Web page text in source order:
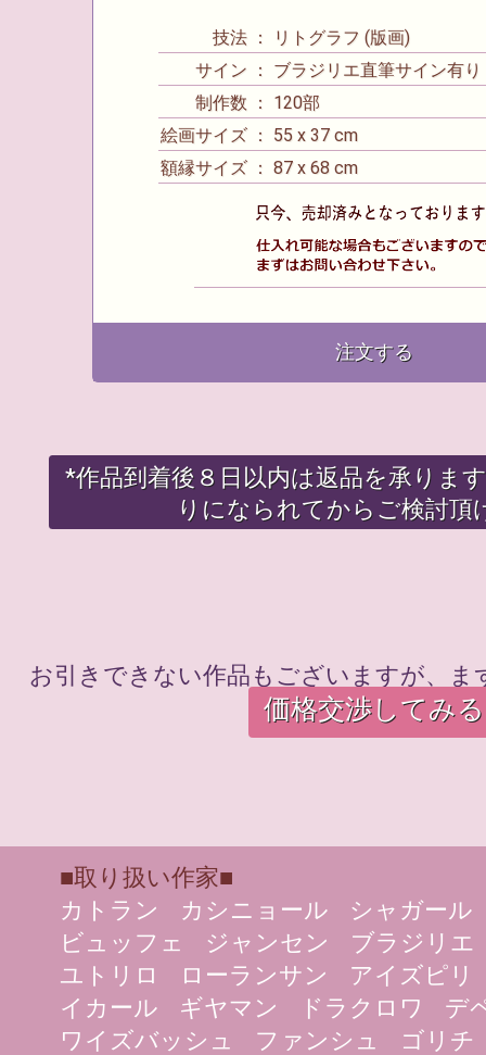
技法 ： リトグラフ (版画)
サイン ： ブラジリエ直筆サイン有り
制作数 ： 120部
絵画サイズ ： 55 x 37 cm
額縁サイズ ： 87 x 68 cm
注文する
*作品到着後８日以内は返品を承りま
りになられてからご検討頂
お引きできない作品もございますが、
価格交渉してみる
■取り扱い作家■
カトラン
カシニョール
シャガール
ビュッフェ
ジャンセン
ブラジリエ
ユトリロ
ローランサン
アイズピリ
イカール
ギヤマン ドラクロワ
デ
ワイズバッシュ
ファンシュ
ゴリチ